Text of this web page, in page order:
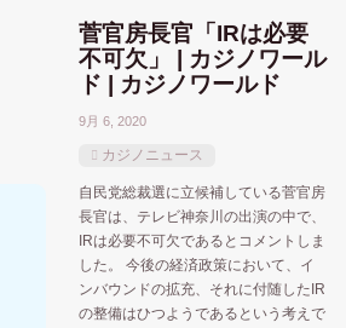
マカオ メルコ ユニバーサル
ラスベガスサンズ 人気記事
北海道
大阪市 大阪府 宮城県
政府 東京都 横浜 横
菅官房長官「IRは必要
不可欠」 | カジノワール
ド | カジノワールド
9月 6, 2020
カジノニュース
自民党総裁選に立候補している菅官房
長官は、テレビ神奈川の出演の中で、
IRは必要不可欠であるとコメントしま
した。 今後の経済政策において、イ
ンバウンドの拡充、それに付随したIR
の整備はひつようであるという考えで